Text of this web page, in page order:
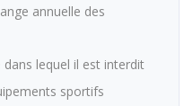
annuelle des
lequel il est interdit
sportifs